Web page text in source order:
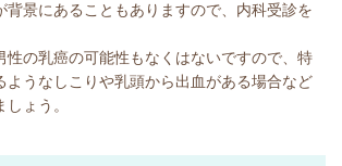
背景にあることもありますので、内科受診を
性の乳癌の可能性もなくはないですので、特
ようなしこりや乳頭から出血がある場合など
ょう。